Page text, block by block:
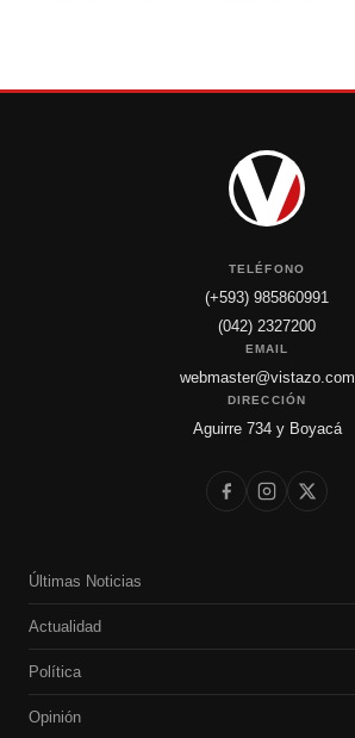
TELÉFONO
(+593) 985860991
(042) 2327200
EMAIL
webmaster@vistazo.com
DIRECCIÓN
Aguirre 734 y Boyacá
Últimas Noticias
Actualidad
Política
Opinión